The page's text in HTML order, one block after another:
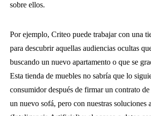
sobre ellos.
Por ejemplo, Criteo puede trabajar con una
para descubrir aquellas audiencias ocultas
buscando un nuevo apartamento o que se
Esta tienda de muebles no sabría que lo
consumidor después de firmar un contrato
un nuevo sofá, pero con nuestras soluciones